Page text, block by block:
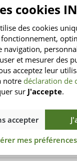
TENA
Stearate,
Cetearyl Alcohol,
Acrylate/Sodium
Parfum,
Sorbitan
cookies
des cookies
navigation,
et mesurer des
acceptez leur
notre déclaration de
sur J'accepte.
accepter
mes préférences